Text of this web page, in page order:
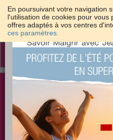
En poursuivant votre navigation
l'utilisation de cookies pour vous
offres adaptés à vos centres
ces paramètres.
Toggle
Les meilleures
dans